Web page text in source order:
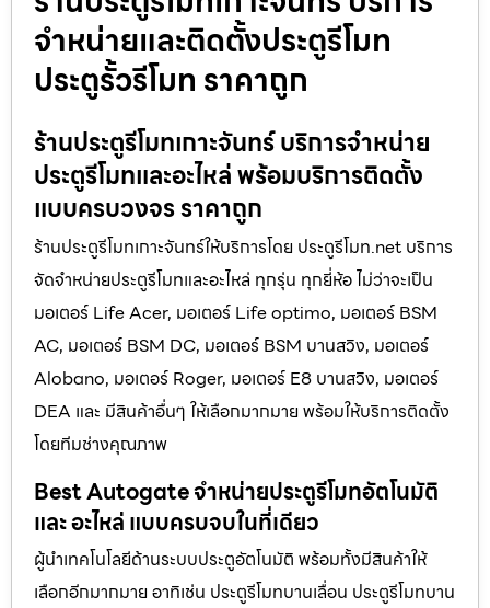
จำหน่ายและติดตั้งประตูรีโมท
ประตูรั้วรีโมท ราคาถูก
ร้านประตูรีโมทเกาะจันทร์ บริการจำหน่าย
ประตูรีโมทและอะไหล่ พร้อมบริการติดตั้ง
แบบครบวงจร ราคาถูก
ร้านประตูรีโมทเกาะจันทร์ให้บริการโดย ประตูรีโมท.net บริการ
จัดจำหน่ายประตูรีโมทและอะไหล่ ทุกรุ่น ทุกยี่ห้อ ไม่ว่าจะเป็น
มอเตอร์ Life Acer, มอเตอร์ Life optimo, มอเตอร์ BSM
AC, มอเตอร์ BSM DC, มอเตอร์ BSM บานสวิง, มอเตอร์
Alobano, มอเตอร์ Roger, มอเตอร์ E8 บานสวิง, มอเตอร์
DEA และ มีสินค้าอื่นๆ ให้เลือกมากมาย พร้อมให้บริการติดตั้ง
โดยทีมช่างคุณภาพ
Best Autogate จำหน่ายประตูรีโมทอัตโนมัติ
และ อะไหล่ แบบครบจบในที่เดียว
ผู้นำเทคโนโลยีด้านระบบประตูอัตโนมัติ พร้อมทั้งมีสินค้าให้
เลือกอีกมากมาย อาทิเช่น ประตูรีโมทบานเลื่อน ประตูรีโมทบาน